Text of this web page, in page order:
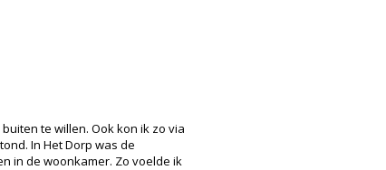
te willen. Ook kon ik zo via
In Het Dorp was de
in de woonkamer. Zo voelde ik